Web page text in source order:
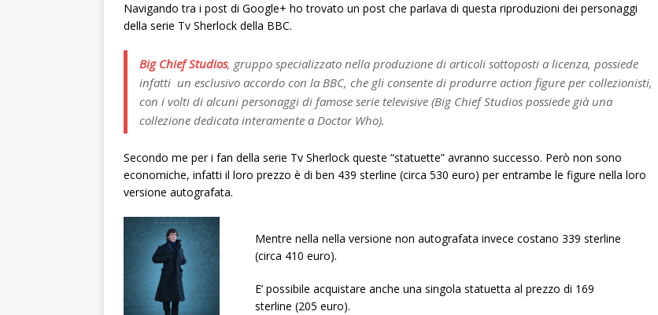
Navigando tra i post di Google+ ho trovato un post che parlava di questa riproduzioni dei personaggi
della serie Tv Sherlock della BBC.
Big Chief Studios, gruppo specializzato nella produzione di articoli sottoposti a licenza, possiede
infatti un esclusivo accordo con la BBC, che gli consente di produrre action figure per collezionisti,
con i volti di alcuni personaggi di famose serie televisive (Big Chief Studios possiede già una
collezione dedicata interamente a Doctor Who).
Secondo me per i fan della serie Tv Sherlock queste “statuette” avranno successo. Però non sono
economiche, infatti il loro prezzo è di ben 439 sterline (circa 530 euro) per entrambe le figure nella loro
versione autografata.
Mentre nella nella versione non autografata invece costano 339 sterline
(circa 410 euro).
E’ possibile acquistare anche una singola statuetta al prezzo di 169
sterline (205 euro).